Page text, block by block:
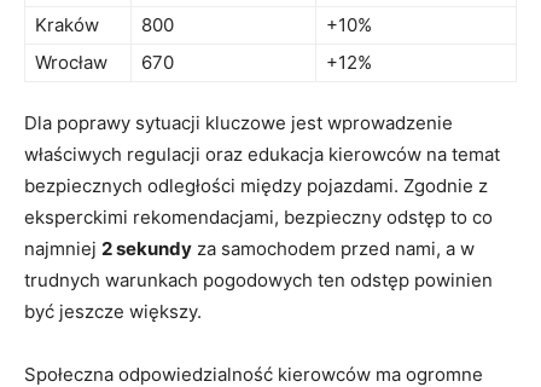
Kraków
800
+10%
Wrocław
670 +12%
Dla poprawy sytuacji kluczowe jest wprowadzenie
właściwych regulacji oraz edukacja kierowców na temat
bezpiecznych odległości między pojazdami. Zgodnie z
eksperckimi rekomendacjami, bezpieczny odstęp to co
najmniej 2 sekundy za samochodem przed nami, a w
trudnych warunkach pogodowych ten odstęp powinien
być jeszcze większy.
Społeczna odpowiedzialność kierowców ma ogromne